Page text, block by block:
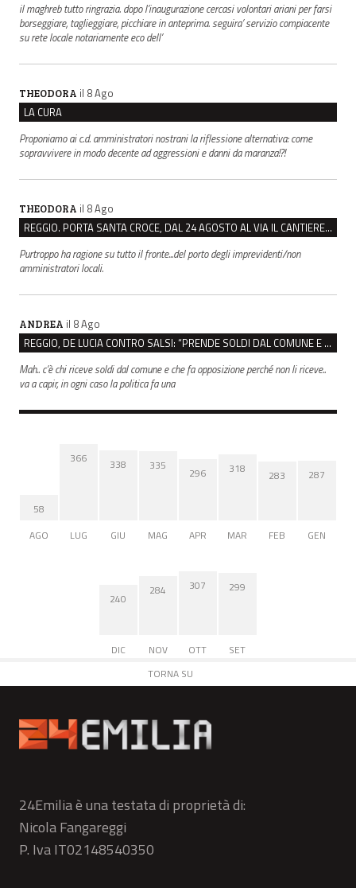
il maghreb tutto ringrazia. dopo l’inaugurazione cercasi volontari ariani per farsi
borseggiare, taglieggiare, picchiare in anteprima. seguira’ servizio compiacente
su rete locale notariamente eco dell’
THEODORA il 8 Ago
LA CURA
Proponiamo ai c.d. amministratori nostrani la riflessione alternativa: come
sopravvivere in modo decente ad aggressioni e danni da maranza!?!
THEODORA il 8 Ago
REGGIO. PORTA SANTA CROCE, DAL 24 AGOSTO AL VIA IL CANTIERE PER IL NUOVO COLLETTORE FOGNARIO
Purtroppo ha ragione su tutto il fronte...del porto degli imprevidenti/non
amministratori locali.
ANDREA il 8 Ago
REGGIO, DE LUCIA CONTRO SALSI: “PRENDE SOLDI DAL COMUNE E DIFFONDE FAKE NEWS”
Mah.. c’è chi riceve soldi dal comune e che fa opposizione perché non li riceve..
va a capir, in ogni caso la politica fa una
58
AGO
366
LUG
338
GIU
335
MAG
296
APR
318
MAR
283
FEB
287
GEN
240
DIC
284
NOV
307
OTT
299
SET
TORNA SU
24Emilia è una testata di proprietà di:
Nicola Fangareggi
P. Iva IT02148540350